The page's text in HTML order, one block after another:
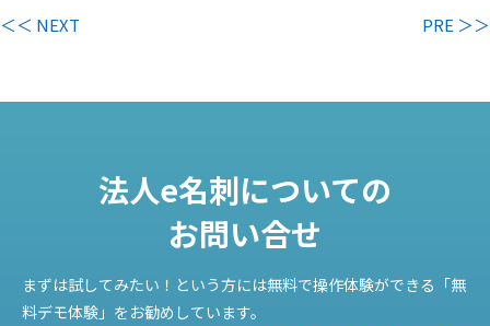
＜＜ NEXT PRE ＞＞
法人e名刺についての
お問い合せ
まずは試してみたい！という方には無料で操作体験ができる「無
料デモ体験」をお勧めしています。